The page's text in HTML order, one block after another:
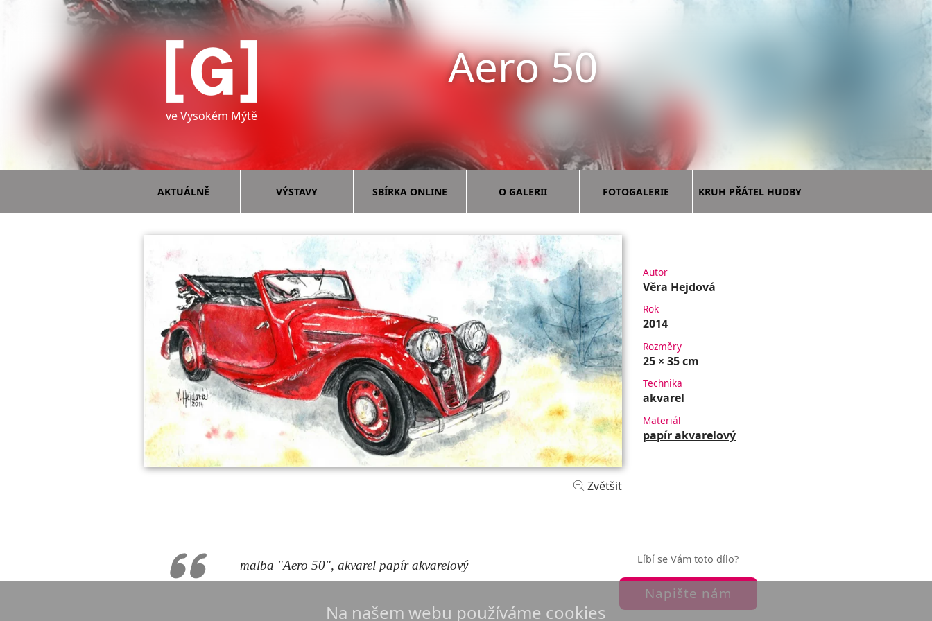
ve Vysokém Mýtě
Aero 50
AKTUÁLNĚ VÝSTAVY SBÍRKA ONLINE O GALERII FOTOGALERIE KRUH PŘÁTEL HUDBY
Zvětšit
Autor
Věra Hejdová
Rok
2014
Rozměry
25 × 35 cm
Technika
akvarel
Materiál
papír akvarelový
malba "Aero 50", akvarel papír akvarelový Líbí se Vám toto dílo?
Napište nám
Na našem webu používáme cookies